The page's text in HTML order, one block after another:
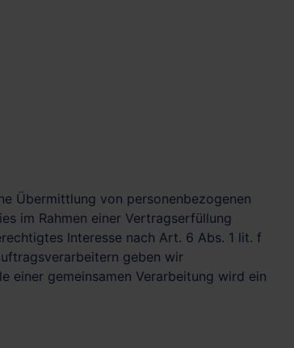
Übermittlung von personenbezogenen
im Rahmen einer Vertragserfüllung
Interesse nach Art. 6 Abs. 1 lit. f
geben wir
einer gemeinsamen Verarbeitung wird ein